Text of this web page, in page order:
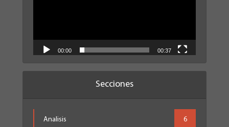
00:00 00:37
Secciones
Analisis 6